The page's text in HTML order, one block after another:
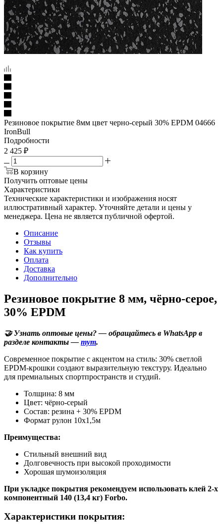
Резиновое покрытие 8мм цвет черно-серый 30% EPDM 04666
IronBull
Подробности
2 425 ₽
В корзину
Получить оптовые цены
Характеристики
Технические характеристики и изображения носят
иллюстративный характер. Уточняйте детали и цены у
менеджера. Цена не является публичной офертой.
Описание
Отзывы
Как купить
Оплата
Доставка
Дополнительно
Резиновое покрытие 8 мм, чёрно-серое,
30% EPDM
🤝 Узнать оптовые цены? — обращайтесь в WhatsApp в
разделе контакты — тут.
Современное покрытие с акцентом на стиль: 30% светлой
EPDM-крошки создают выразительную текстуру. Идеально
для премиальных спортпространств и студий.
Толщина: 8 мм
Цвет: чёрно-серый
Состав: резина + 30% EPDM
Формат рулон 10х1,5м
Преимущества:
Стильный внешний вид
Долговечность при высокой проходимости
Хорошая шумоизоляция
При укладке покрытия рекомендуем использовать клей 2-х
компонентный 140 (13,4 кг) Forbo.
Характеристики покрытия: